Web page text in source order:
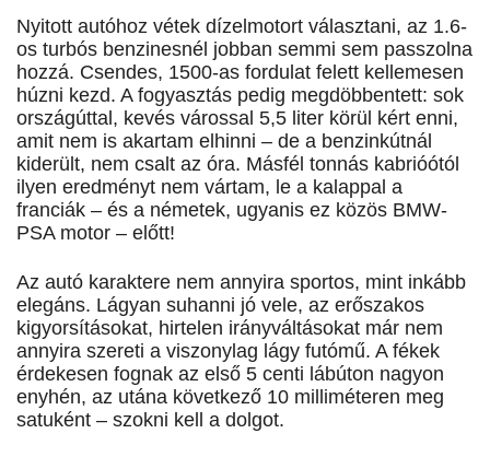
Nyitott autóhoz vétek dízelmotort választani, az 1.6-
os turbós benzinesnél jobban semmi sem passzolna
hozzá. Csendes, 1500-as fordulat felett kellemesen
húzni kezd. A fogyasztás pedig megdöbbentett: sok
országúttal, kevés várossal 5,5 liter körül kért enni,
amit nem is akartam elhinni – de a benzinkútnál
kiderült, nem csalt az óra. Másfél tonnás kabrióótól
ilyen eredményt nem vártam, le a kalappal a
franciák – és a németek, ugyanis ez közös BMW-
PSA motor – előtt!
Az autó karaktere nem annyira sportos, mint inkább
elegáns. Lágyan suhanni jó vele, az erőszakos
kigyorsításokat, hirtelen irányváltásokat már nem
annyira szereti a viszonylag lágy futómű. A fékek
érdekesen fognak az első 5 centi lábúton nagyon
enyhén, az utána következő 10 milliméteren meg
satuként – szokni kell a dolgot.